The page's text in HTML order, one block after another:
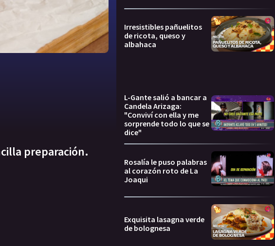
preparación.
Irresistibles pañuelitos
de ricota, queso y
albahaca
L-Gante salió a bancar a
Candela Arizaga:
"Conviví con ella y me
sorprende todo lo que se
dice"
Rosalía le puso palabras
al corazón roto de La
Joaqui
Exquisita lasagna verde
de bolognesa